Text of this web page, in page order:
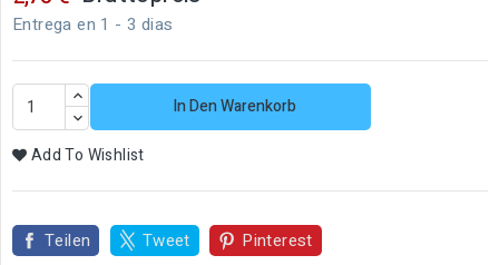
Entrega en 1 - 3 dias
In Den Warenkorb
Add To Wishlist
Teilen Tweet Pinterest